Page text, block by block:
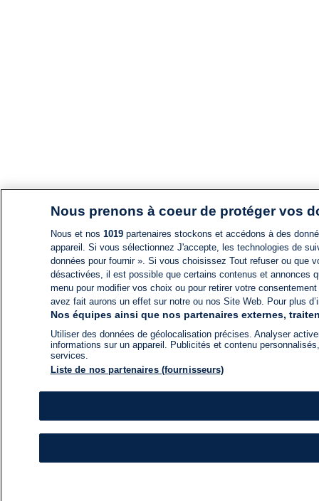
Nous prenons à coeur de protéger vos
Nous et nos 1019partenaires stockons et accédons à des
appareil. Si vous sélectionnez J'accepte, les technologies de
données pour fournir ». Si vous choisissez Tout refuser ou
désactivées, il est possible que certains contenus et annonces
menu pour modifier vos choix ou pour retirer votre
avez fait aurons un effet sur notre ou nos Site Web. Pour plus
Nos équipes ainsi que nos partenaires externes,
Utiliser des données de géolocalisation précises. Analyser
informations sur un appareil. Publicités et contenu
services.
Liste de nos partenaires (fournisseurs)